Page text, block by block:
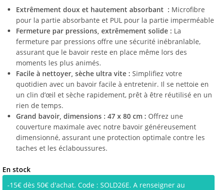
Extrêmement doux et hautement absorbant : Microfibre
pour la partie absorbante et PUL pour la partie imperméable
Fermeture par pressions, extrêmement solide : La
fermeture par pressions offre une sécurité inébranlable,
assurant que le bavoir reste en place même lors des
moments les plus animés.
Facile à nettoyer, sèche ultra vite : Simplifiez votre
quotidien avec un bavoir facile à entretenir. Il se nettoie en
un clin d’œil et sèche rapidement, prêt à être réutilisé en un
rien de temps.
Grand bavoir, dimensions : 47 x 80 cm : Offrez une
couverture maximale avec notre bavoir généreusement
dimensionné, assurant une protection optimale contre les
taches et les éclaboussures.
En stock
-15€ dès 50€ d'achat. Code : SOLD26E. A renseigner au